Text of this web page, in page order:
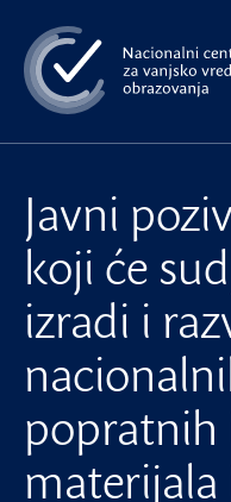
na
glavni
sadržaj
Javni
koji će
izradi i